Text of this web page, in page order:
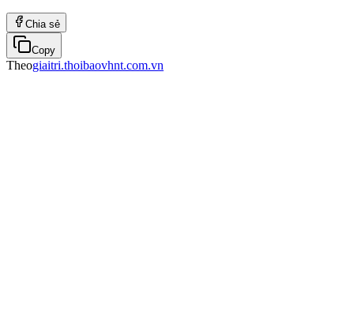
Chia sẻ
Copy
Theogiaitri.thoibaovhnt.com.vn